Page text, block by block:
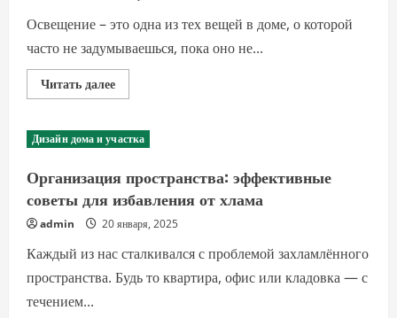
Освещение – это одна из тех вещей в доме, о которой
часто не задумываешься, пока оно не...
Читать далееПрочитать
больше
в
доме:
уютную
и
комфортную
атмосферу
Дизайн дома и участка
Организация пространства: эффективные
советы для избавления от хлама
admin 20 января, 2025
Каждый из нас сталкивался с проблемой захламлённого
пространства. Будь то квартира, офис или кладовка — с
течением...